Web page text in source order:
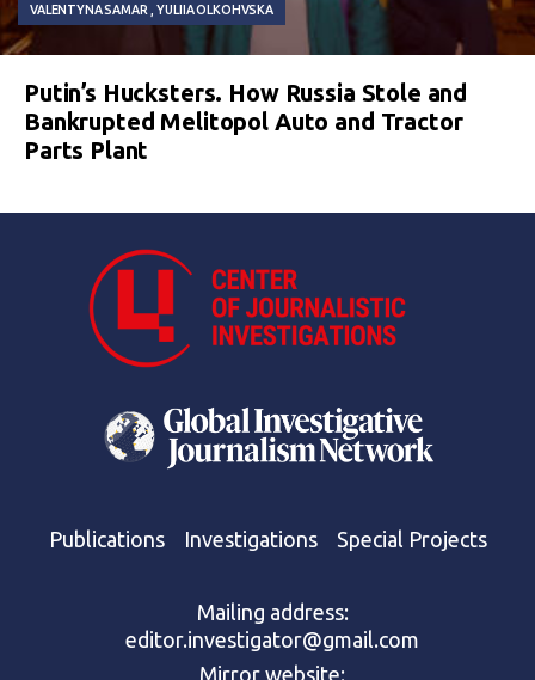
VALENTYNA SAMAR YULIIA OLKOHVSKA
Putin’s Hucksters. How Russia Stole and
Bankrupted Melitopol Auto and Tractor
Parts Plant
Publications Investigations Special Projects
Mailing address:
editor.investigator@gmail.com
Mirror website: